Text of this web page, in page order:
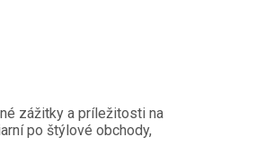
zážitky a príležitosti na
po štýlové obchody,